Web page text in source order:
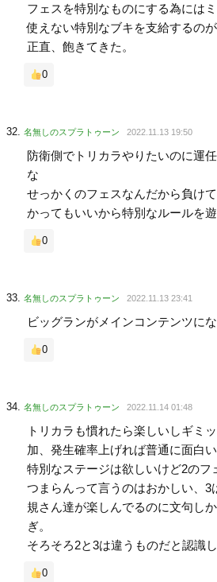
フェスを特別なものにする為には
使えない特別なブキを支給するのが
正直、飽きてきた。
0
名無しのスプラトゥーン 2022.11.13 19:50
防衛側でトリカラやりたいのに運
な
せっかくのフェスなんだから負け
かってもいいから特別なルールを
0
名無しのスプラトゥーン 2022.11.13 23:41
ビッグランがメインコンテンツに
0
名無しのスプラトゥーン 2022.11.14 01:48
トリカラも慣れたら楽しいしギミ
加、発生確率上げれば普通に面白い
特別なステージは欲しいけど2のフ
つまらんって言うのはおかしい、3
規さん達が楽しんでるのに文句し
ぎ。
そろそろ2と3は違うものだと認識
0